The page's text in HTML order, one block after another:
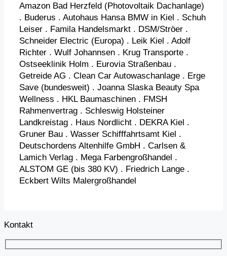
Amazon Bad Herzfeld (Photovoltaik Dachanlage)
. Buderus . Autohaus Hansa BMW in Kiel . Schuh
Leiser . Famila Handelsmarkt . DSM/Ströer .
Schneider Electric (Europa) . Leik Kiel . Adolf
Richter . Wulf Johannsen . Krug Transporte .
Ostseeklinik Holm . Eurovia Straßenbau .
Getreide AG . Clean Car Autowaschanlage . Erge
Save (bundesweit) . Joanna Slaska Beauty Spa
Wellness . HKL Baumaschinen . FMSH
Rahmenvertrag . Schleswig Holsteiner
Landkreistag . Haus Nordlicht . DEKRA Kiel .
Gruner Bau . Wasser Schifffahrtsamt Kiel .
Deutschordens Altenhilfe GmbH . Carlsen &
Lamich Verlag . Mega Farbengroßhandel .
ALSTOM GE (bis 380 KV) . Friedrich Lange .
Eckbert Wilts Malergroßhandel
Kontakt